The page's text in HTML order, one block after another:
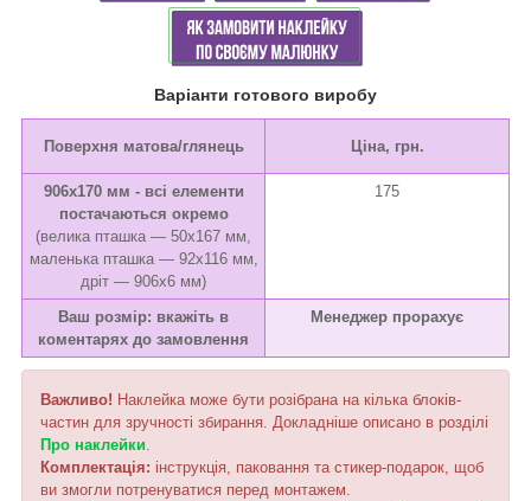
Варіанти готового виробу
Поверхня матова/глянець Ціна, грн.
906х170 мм - всі елементи
постачаються окремо
(велика пташка ― 50х167 мм,
маленька пташка ― 92х116 мм,
дріт ― 906х6 мм)
175
Ваш розмір: вкажіть в
коментарях до замовлення
Менеджер прорахує
Важливо! Наклейка може бути розібрана на кілька блоків-
частин для зручності збирання. Докладніше описано в розділі
Про наклейки.
Комплектація: інструкція, паковання та стикер-подарок, щоб
ви змогли потренуватися перед монтажем.